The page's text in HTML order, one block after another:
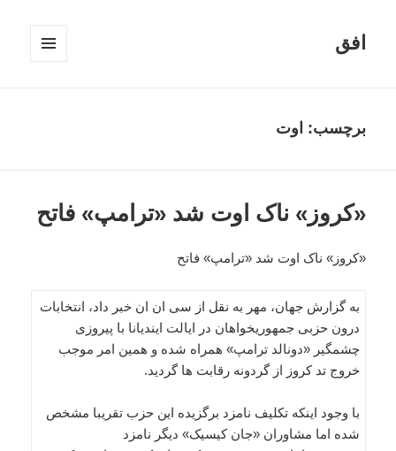
افق
برچسب: اوت
«کروز» ناک اوت شد «ترامپ» فاتح
«کروز» ناک اوت شد «ترامپ» فاتح
به گزارش جهان، مهر به نقل از سی ان ان خبر داد، انتخابات
درون حزبی جمهوریخواهان در ایالت ایندیانا با پیروزی
چشمگیر «دونالد ترامپ» همراه شده و همین امر موجب
خروج تد کروز از گردونه رقابت ها گردید.
با وجود اینکه تکلیف نامزد برگزیده این حزب تقریبا مشخص
شده اما مشاوران «جان کیسیک» دیگر نامزد